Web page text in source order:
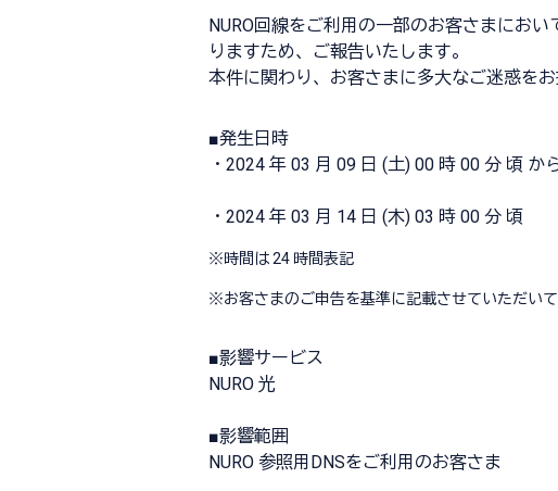
NURO回線をご利用の一部のお客さまにお
りますため、ご報告いたします。
本件に関わり、お客さまに多大なご迷惑を
■発生日時
・2024 年 03 月 09 日 (土) 00 時 00 分 頃
・2024 年 03 月 14 日 (木) 03 時 00 分 頃
※時間は 24 時間表記
※お客さまのご申告を基準に記載させていただいて
■影響サービス
NURO 光
■影響範囲
NURO 参照用DNSをご利用のお客さま